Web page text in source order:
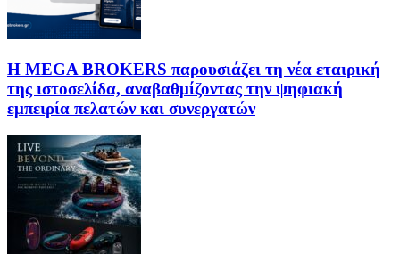
Η MEGA BROKERS παρουσιάζει τη νέα εταιρική
της ιστοσελίδα, αναβαθμίζοντας την ψηφιακή
εμπειρία πελατών και συνεργατών